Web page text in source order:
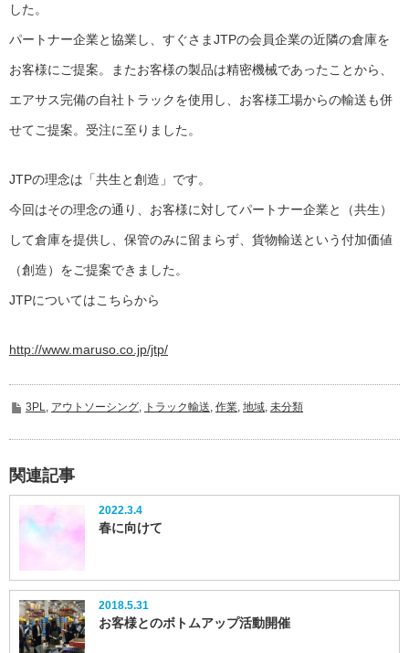
した。
パートナー企業と協業し、すぐさまJTPの会員企業の近隣の倉庫を
お客様にご提案。またお客様の製品は精密機械であったことから、
エアサス完備の自社トラックを使用し、お客様工場からの輸送も併
せてご提案。受注に至りました。
JTPの理念は「共生と創造」です。
今回はその理念の通り、お客様に対してパートナー企業と（共生）
して倉庫を提供し、保管のみに留まらず、貨物輸送という付加価値
（創造）をご提案できました。
JTPについてはこちらから
http://www.maruso.co.jp/jtp/
3PL アウトソーシング トラック輸送 作業 地域 未分類
関連記事
2022.3.4
春に向けて
2018.5.31
お客様とのボトムアップ活動開催